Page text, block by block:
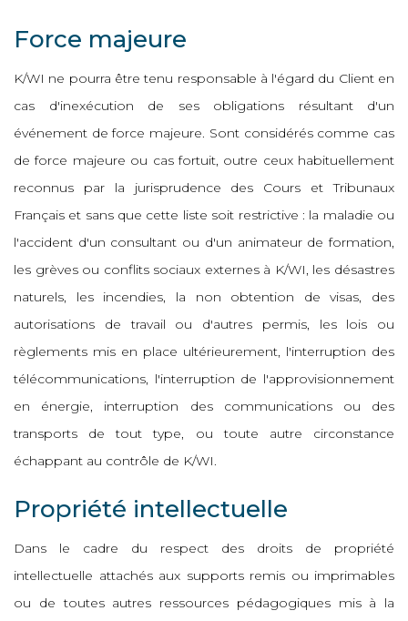
Force majeure
K/WI ne pourra être tenu responsable à l'égard du Client en
cas d'inexécution de ses obligations résultant d'un
événement de force majeure. Sont considérés comme cas
de force majeure ou cas fortuit, outre ceux habituellement
reconnus par la jurisprudence des Cours et Tribunaux
Français et sans que cette liste soit restrictive : la maladie ou
l'accident d'un consultant ou d'un animateur de formation,
les grèves ou conflits sociaux externes à K/WI, les désastres
naturels, les incendies, la non obtention de visas, des
autorisations de travail ou d'autres permis, les lois ou
règlements mis en place ultérieurement, l'interruption des
télécommunications, l'interruption de l'approvisionnement
en énergie, interruption des communications ou des
transports de tout type, ou toute autre circonstance
échappant au contrôle de K/WI.
Propriété intellectuelle
Dans le cadre du respect des droits de propriété
intellectuelle attachés aux supports remis ou imprimables
ou de toutes autres ressources pédagogiques mis à la